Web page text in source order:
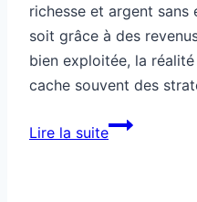
richesse et argent
soit grâce à des
bien exploitée, la
cache souvent des
Lire la suiteTon